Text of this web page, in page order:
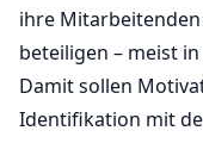
ihre
beteiligen – meist
Damit sollen
Identifikation mit